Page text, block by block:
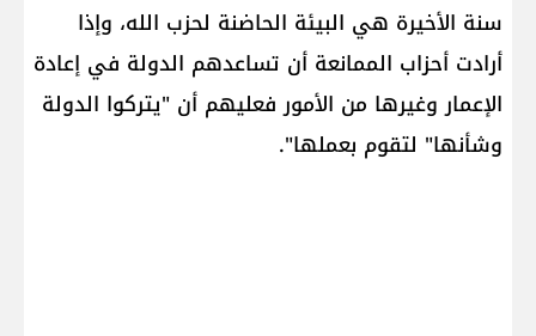
سنة الأخيرة هي البيئة الحاضنة لحزب الله، وإذا
أرادت أحزاب الممانعة أن تساعدهم الدولة في إعادة
الإعمار وغيرها من الأمور فعليهم أن "يتركوا الدولة
وشأنها" لتقوم بعملها".